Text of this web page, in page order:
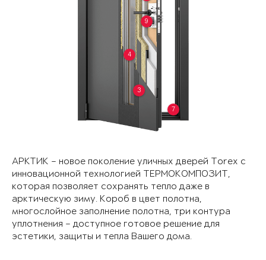
3
4
7
9
АРКТИК – новое поколение уличных дверей Torex с
инновационной технологией ТЕРМОКОМПОЗИТ,
которая позволяет сохранять тепло даже в
арктическую зиму. Короб в цвет полотна,
многослойное заполнение полотна, три контура
уплотнения – доступное готовое решение для
эстетики, защиты и тепла Вашего дома.